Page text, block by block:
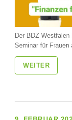
Der BDZ
Seminar für Frauen
WEITER